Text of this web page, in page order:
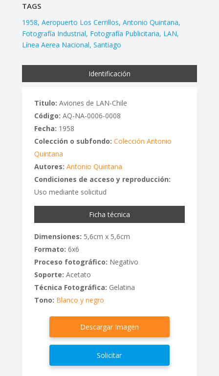
TAGS
1958 Aeropuerto Los Cerrillos Antonio Quintana
Fotografía Industrial Fotografía Publicitaria LAN
Línea Aerea Nacional Santiago
Identificación
Titulo: Aviones de LAN-Chile
Código: AQ-NA-0006-0008
Fecha: 1958
Colección o subfondo: Colección Antonio
Quintana
Autores: Antonio Quintana
Condiciones de acceso y reproducción:
Uso mediante solicitud
Ficha técnica
Dimensiones: 5,6cm x 5,6cm
Formato: 6x6
Proceso fotográfico: Negativo
Soporte: Acetato
Técnica Fotográfica: Gelatina
Tono: Blanco y negro
Descargar Imagen
Solicitar